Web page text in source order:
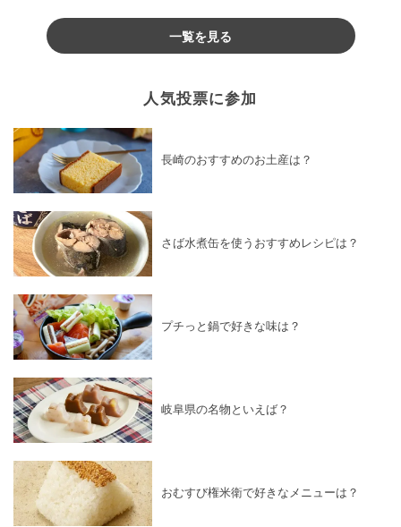
一覧を見る
人気投票に参加
長崎のおすすめのお土産は？
さば水煮缶を使うおすすめレシピは？
プチっと鍋で好きな味は？
岐阜県の名物といえば？
おむすび権米衛で好きなメニューは？